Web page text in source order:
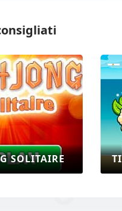
SOLITAIRE